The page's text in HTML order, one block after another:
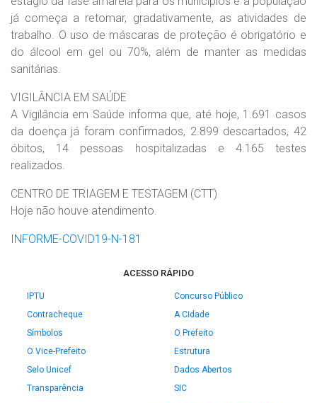
já começa a retomar, gradativamente, as atividades de
trabalho. O uso de máscaras de proteção é obrigatório e
do álcool em gel ou 70%, além de manter as medidas
sanitárias.
VIGILÂNCIA EM SAÚDE
A Vigilância em Saúde informa que, até hoje, 1.691 casos
da doença já foram confirmados, 2.899 descartados, 42
óbitos, 14 pessoas hospitalizadas e 4.165 testes
realizados.
CENTRO DE TRIAGEM E TESTAGEM (CTT)
Hoje não houve atendimento.
INFORME-COVID19-N-181
ACESSO RÁPIDO
IPTU
Concurso Público
Contracheque
A Cidade
Símbolos
O Prefeito
O Vice-Prefeito
Estrutura
Selo Unicef
Dados Abertos
Transparência
SIC